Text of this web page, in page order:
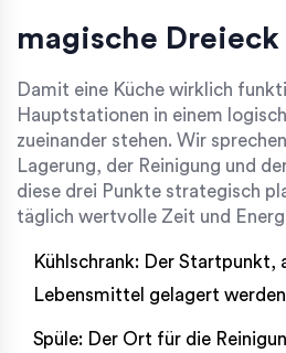
magische
Damit eine Küche wirklich
Hauptstationen in einem
zueinander stehen. Wir
Lagerung, der Reinigung und
diese drei Punkte strategisch
täglich wertvolle Zeit und
Kühlschrank: Der Startpunkt,
Lebensmittel gelagert
Spüle: Der Ort für die